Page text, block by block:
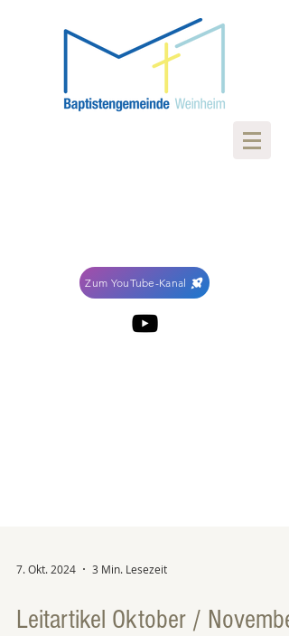
Zum YouTube-Kanal
7. Okt. 2024 3 Min. Lesezeit
Leitartikel Oktober / November